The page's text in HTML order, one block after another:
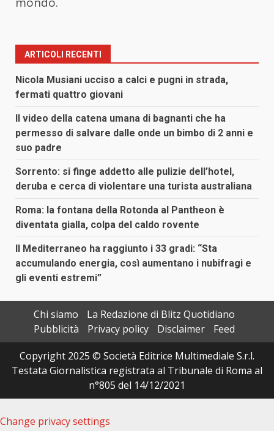
ARTICOLI RECENTI
Nicola Musiani ucciso a calci e pugni in strada,
fermati quattro giovani
Il video della catena umana di bagnanti che ha
permesso di salvare dalle onde un bimbo di 2 anni e
suo padre
Sorrento: si finge addetto alle pulizie dell’hotel,
deruba e cerca di violentare una turista australiana
Roma: la fontana della Rotonda al Pantheon è
diventata gialla, colpa del caldo rovente
Il Mediterraneo ha raggiunto i 33 gradi: “Sta
accumulando energia, così aumentano i nubifragi e
gli eventi estremi”
Chi siamo
La Redazione di Blitz Quotidiano
Pubblicità
Privacy policy Disclaimer
Feed
Copyright 2025 © Società Editrice Multimediale S.r.l.
Testata Giornalistica registrata al Tribunale di Roma al
n°805 del 14/12/2021
Change privacy settings